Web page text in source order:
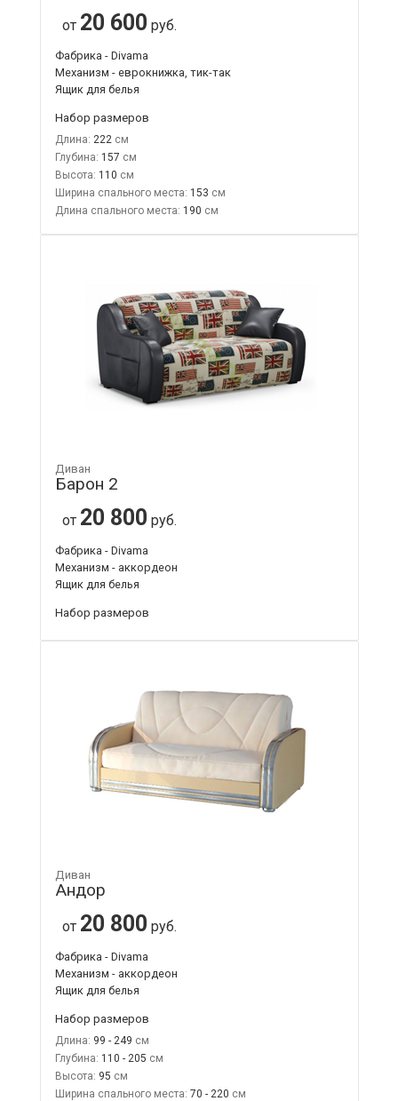
от 20 600 руб.
Фабрика - Divama
Механизм - еврокнижка, тик-так
Ящик для белья
Набор размеров
Длина: 222
Глубина: 157
Высота: 110
Ширина спального места: 153
Длина спального места: 190
Диван
Барон 2
от 20 800 руб.
Фабрика - Divama
Механизм - аккордеон
Ящик для белья
Набор размеров
Диван
Андор
от 20 800 руб.
Фабрика - Divama
Механизм - аккордеон
Ящик для белья
Набор размеров
Длина: 99 - 249
Глубина: 110 - 205
Высота: 95
Ширина спального места: 70 - 220